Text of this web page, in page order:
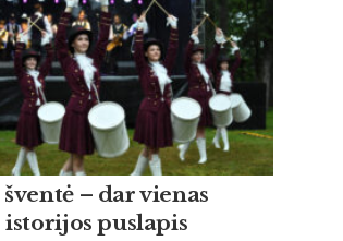
– dar vienas
istorijos puslapis